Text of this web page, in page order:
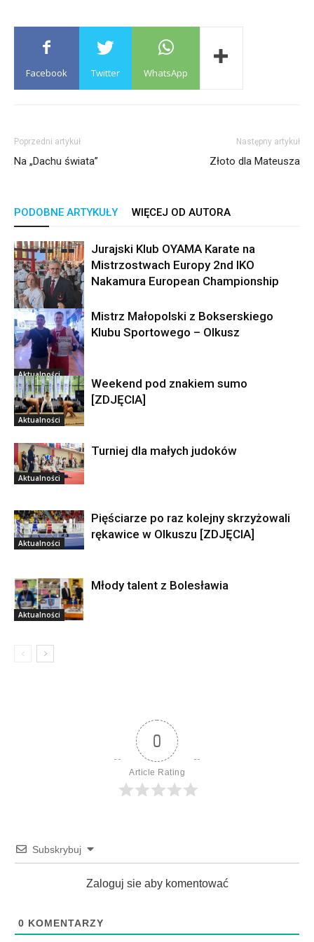
Facebook Twitter WhatsApp
Poprzedni artykuł
Na „Dachu świata”
Następny artykuł
Złoto dla Mateusza
PODOBNE ARTYKUŁY WIĘCEJ OD AUTORA
Aktualności
Jurajski Klub OYAMA Karate na
Mistrzostwach Europy 2nd IKO
Nakamura European Championship
Aktualności
Mistrz Małopolski z Bokserskiego
Klubu Sportowego – Olkusz
Aktualności
Weekend pod znakiem sumo
[ZDJĘCIA]
Aktualności
Turniej dla małych judoków
Aktualności
Pięściarze po raz kolejny skrzyżowali
rękawice w Olkuszu [ZDJĘCIA]
Aktualności
Młody talent z Bolesławia
0
Article Rating
Subskrybuj
Zaloguj sie aby komentować
0 KOMENTARZY